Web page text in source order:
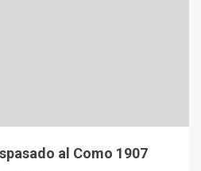
al Como 1907